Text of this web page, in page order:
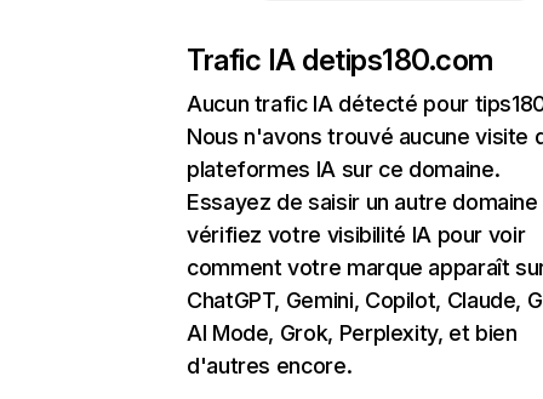
Trafic IA detips180.com
Aucun trafic IA détecté pour
Nous n'avons trouvé aucune visite
plateformes IA sur ce domaine.
Essayez de saisir un autre domaine
vérifiez votre visibilité IA pour voir
comment votre marque apparaît
ChatGPT, Gemini, Copilot, Claude,
AI Mode, Grok, Perplexity, et bien
d'autres encore.